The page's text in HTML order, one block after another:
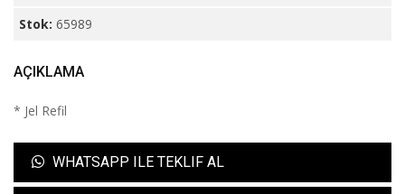
Stok: 65989
AÇIKLAMA
* Jel Refil
WHATSAPP ILE TEKLIF AL